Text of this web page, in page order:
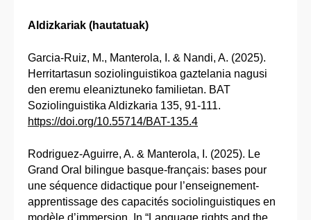
Aldizkariak (hautatuak)
Garcia-Ruiz, M., Manterola, I. & Nandi, A. (2025).
Herritartasun soziolinguistikoa gaztelania nagusi
den eremu eleaniztuneko familietan. BAT
Soziolinguistika Aldizkaria 135, 91-111.
https://doi.org/10.55714/BAT-135.4
Rodriguez-Aguirre, A. & Manterola, I. (2025). Le
Grand Oral bilingue basque-français: bases pour
une séquence didactique pour l’enseignement-
apprentissage des capacités sociolinguistiques en